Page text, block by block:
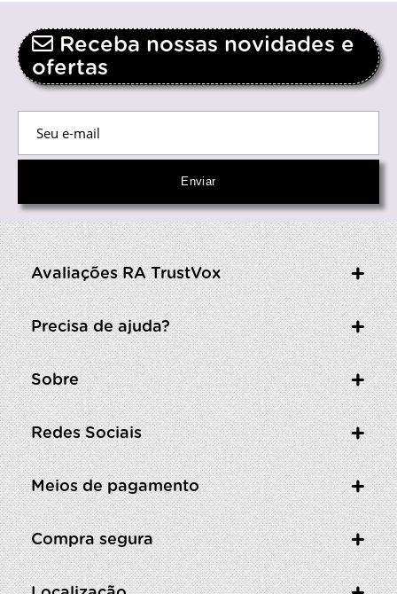
Receba nossas novidades e
ofertas
Avaliações RA TrustVox
Precisa de ajuda?
Sobre
Redes Sociais
Meios de pagamento
Compra segura